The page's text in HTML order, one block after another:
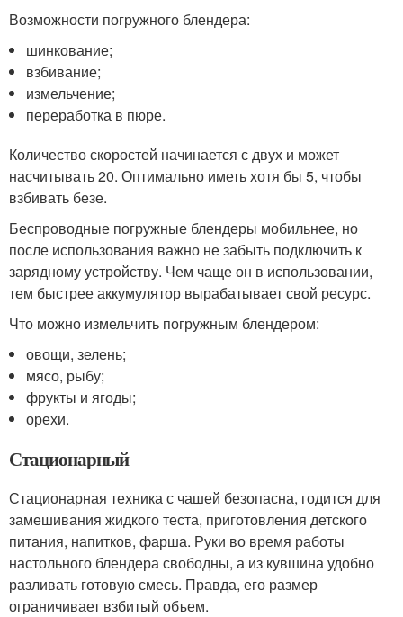
Возможности погружного блендера:
шинкование;
взбивание;
измельчение;
переработка в пюре.
Количество скоростей начинается с двух и может
насчитывать 20. Оптимально иметь хотя бы 5, чтобы
взбивать безе.
Беспроводные погружные блендеры мобильнее, но
после использования важно не забыть подключить к
зарядному устройству. Чем чаще он в использовании,
тем быстрее аккумулятор вырабатывает свой ресурс.
Что можно измельчить погружным блендером:
овощи, зелень;
мясо, рыбу;
фрукты и ягоды;
орехи.
Стационарный
Стационарная техника с чашей безопасна, годится для
замешивания жидкого теста, приготовления детского
питания, напитков, фарша. Руки во время работы
настольного блендера свободны, а из кувшина удобно
разливать готовую смесь. Правда, его размер
ограничивает взбитый объем.